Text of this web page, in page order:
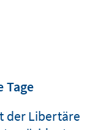
Tage
der Libertäre